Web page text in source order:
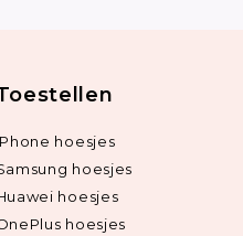
hoesjes
hoesjes
hoesjes
hoesjes